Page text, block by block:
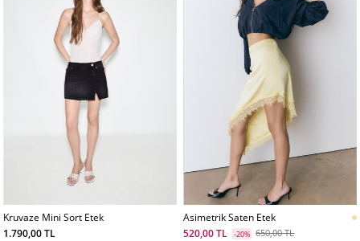
Kruvaze Mini Sort Etek
1.790,00 TL
Asimetrik Saten Etek
520,00 TL
-20% 650,00 TL